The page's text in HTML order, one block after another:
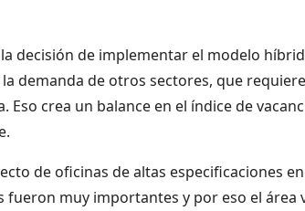
decisión de implementar el modelo
demanda de otros sectores, que
Eso crea un balance en el índice de
de oficinas de altas especificaciones
fueron muy importantes y por eso el área